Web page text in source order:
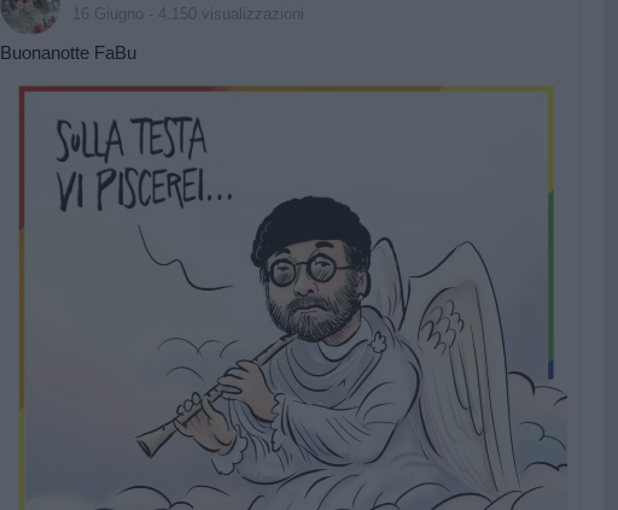
16 Giugno - 4.150 visualizzazioni
Buonanotte FaBu